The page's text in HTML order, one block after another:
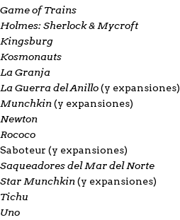
Game of Trains
Holmes: Sherlock & Mycroft
Kingsburg
Kosmonauts
La Granja
La Guerra del Anillo(y expansiones)
Munchkin(y expansiones)
Newton
Rococo
Saboteur (y expansiones)
Saqueadores del Mar del Norte
Star Munchkin(y expansiones)
Tichu
Uno